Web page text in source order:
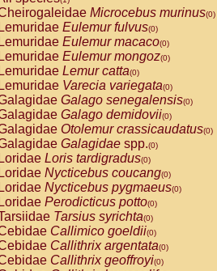
Microcebus murinus(0)
Lemuridae Eulemur fulvus(0)
Lemuridae Eulemur macaco(0)
Lemuridae Eulemur mongoz(0)
Lemuridae Lemur catta(0)
Lemuridae Varecia variegata(0)
Galago senegalensis(0)
Galago demidovii(0)
Otolemur crassicaudatus(0)
Galagidae spp.(0)
Loridae Loris tardigradus(0)
Loridae Nycticebus coucang(0)
Loridae Nycticebus pygmaeus(0)
Loridae Perodicticus potto(0)
Tarsius syrichta(0)
Callimico goeldii(0)
Callithrix argentata(0)
Callithrix geoffroyi(0)